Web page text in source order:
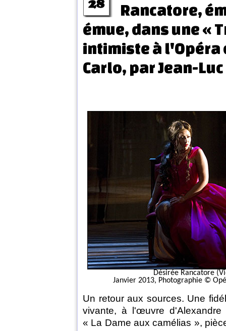
Rancatore,
émue, dans une «
intimiste à l'Opéra
Carlo, par Jean-
Désirée Rancatore
Janvier 2013, Photographie ©
Un retour aux sources. Une
vivante, à l'œuvre d'Alexandre
« La Dame aux camélias »,